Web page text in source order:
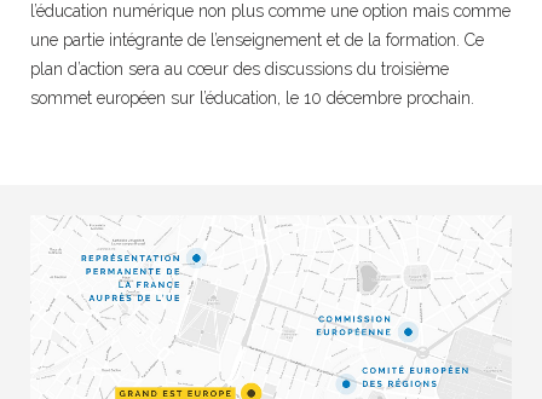
l’éducation numérique non plus comme une option mais comme
une partie intégrante de l’enseignement et de la formation. Ce
plan d’action sera au cœur des discussions du troisième
sommet européen sur l’éducation, le 10 décembre prochain.